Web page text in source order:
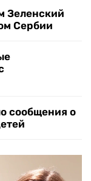
Зеленский
Сербии
сообщения о